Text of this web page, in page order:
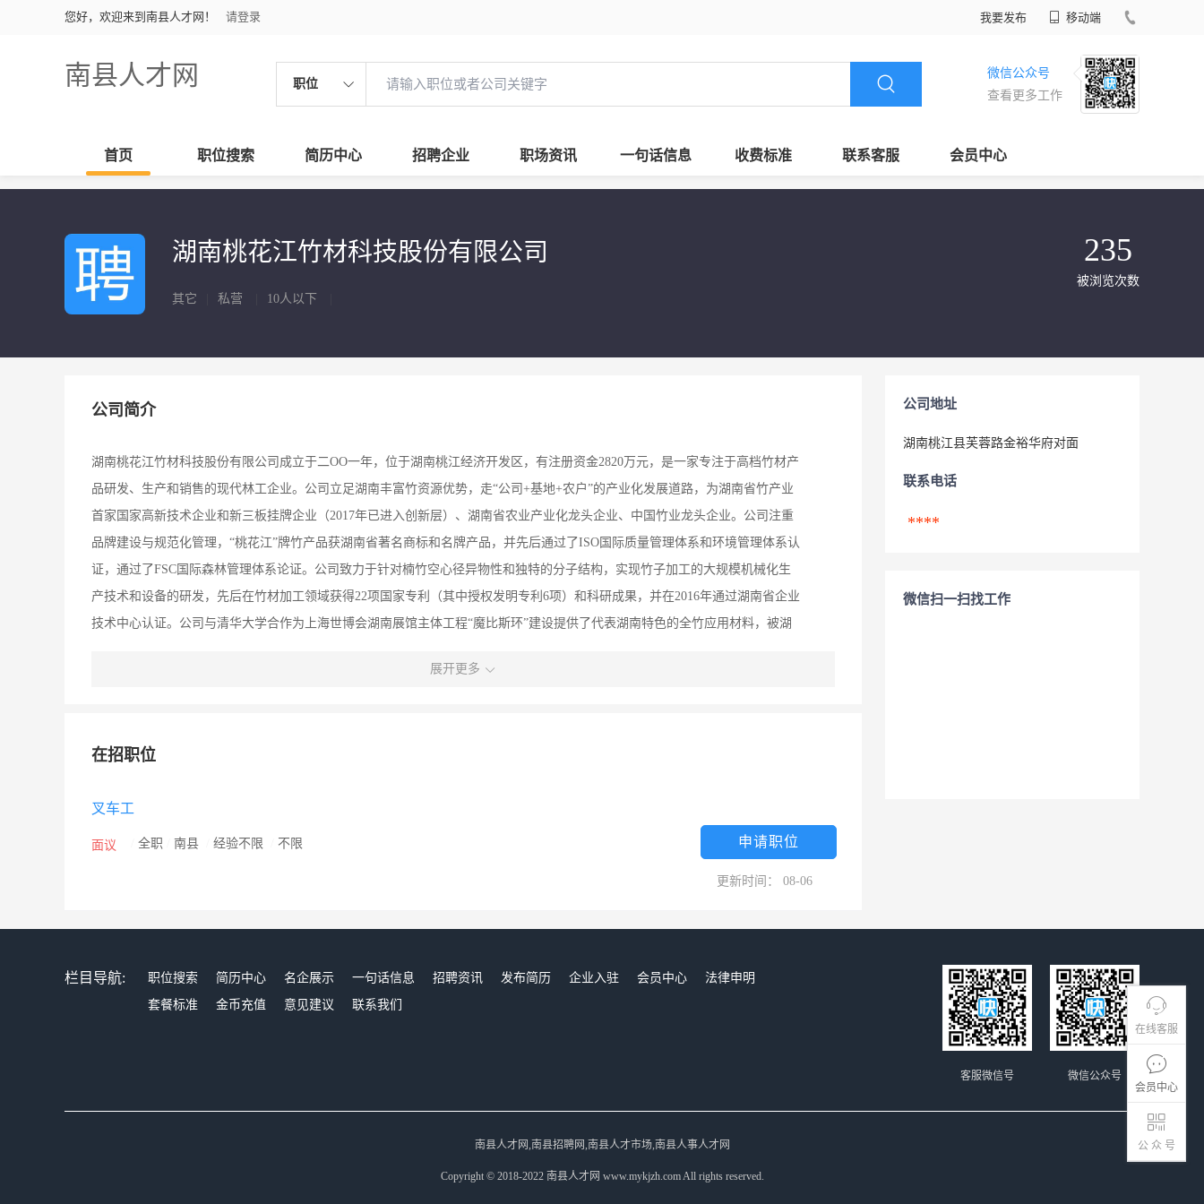
您好，欢迎来到南县人才网！ 请登录 我要发布 移动端
南县人才网 职位
微信公众号
查看更多工作
首页 职位搜索 简历中心 招聘企业 职场资讯 一句话信息 收费标准 联系客服 会员中心
在线客服
会员中心
公 众 号
湖南桃花江竹材科技股份有限公司
其它 私营 10人以下
235
被浏览次数
公司简介
湖南桃花江竹材科技股份有限公司成立于二OO一年，位于湖南桃江经济开发区，有注册资金2820万元，是一家专注于高档竹材产
品研发、生产和销售的现代林工企业。公司立足湖南丰富竹资源优势，走“公司+基地+农户”的产业化发展道路，为湖南省竹产业
首家国家高新技术企业和新三板挂牌企业（2017年已进入创新层）、湖南省农业产业化龙头企业、中国竹业龙头企业。公司注重
品牌建设与规范化管理，“桃花江”牌竹产品获湖南省著名商标和名牌产品，并先后通过了ISO国际质量管理体系和环境管理体系认
证，通过了FSC国际森林管理体系论证。公司致力于针对楠竹空心径异物性和独特的分子结构，实现竹子加工的大规模机械化生
产技术和设备的研发，先后在竹材加工领域获得22项国家专利（其中授权发明专利6项）和科研成果，并在2016年通过湖南省企业
技术中心认证。公司与清华大学合作为上海世博会湖南展馆主体工程“魔比斯环”建设提供了代表湖南特色的全竹应用材料，被湖
目，获国家梁希林业科学技术贰等奖，研发应用的“竹材重组”和“高炭防腐”生产技术，是中国竹产业近十年来专门针对竹子特性
广泛替代名贵木材实现“以竹代木”，现已全面向应用于建筑、装饰、地板、家具、日用等各领域方向发展。经过十七年的积累，
防腐等企业自主发明专利技术和设备，新建户外防腐竹材生产线。该项目在2015年实现全面投产，产品成功应用于长沙梅溪湖、
松雅湖湿地公园、北京前门大栅栏商街、融达国际广场、新印象台湖森林公园、上海广富林遗址公园、天津于家堡金融中心、山
释放与提升，在全国中小企业股份转让系统中显示，目前公司股票交易均价已经达到24元/股。公司已实现建成省内规模最大、技
术最先进的竹材加工企业第一发展战略目标。公司第二战略目标是在自产高品质、低成本竹材的基础上，计划未来五年，向两个
展开更多
在招职位
叉车工
面议 全职 南县 经验不限 不限 申请职位
更新时间： 08-06
公司地址
湖南桃江县芙蓉路金裕华府对面
联系电话
****
微信扫一扫找工作
栏目导航: 职位搜索 简历中心 名企展示 一句话信息 招聘资讯 发布简历 企业入驻 会员中心
法律申明
套餐标准
金币充值 意见建议 联系我们
微信公众号
客服微信号
南县人才网,南县招聘网,南县人才市场,南县人事人才网
Copyright © 2018-2022 南县人才网 www.mykjzh.com All rights reserved.